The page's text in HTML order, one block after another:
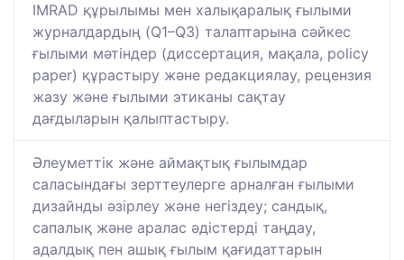
IMRAD құрылымы мен халықаралық ғылыми
журналдардың (Q1–Q3) талаптарына сәйкес
ғылыми мәтіндер (диссертация, мақала, policy
paper) құрастыру және редакциялау, рецензия
жазу және ғылыми этиканы сақтау
дағдыларын қалыптастыру.
Әлеуметтік және аймақтық ғылымдар
саласындағы зерттеулерге арналған ғылыми
дизайнды әзірлеу және негіздеу; сандық,
сапалық және аралас әдістерді таңдау,
адалдық пен ашық ғылым қағидаттарын